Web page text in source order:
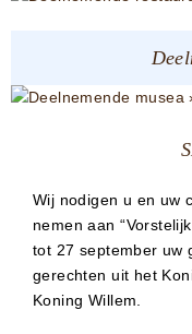
Wij nodigen u en uw
nemen aan
tot 27 september uw
gerechten uit het
Koning Willem.